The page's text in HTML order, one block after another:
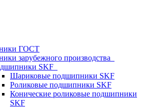
ГОСТ
зарубежного производства
SKF
Шариковые подшипники SKF
Роликовые подшипники SKF
Конические роликовые подшипники
SKF